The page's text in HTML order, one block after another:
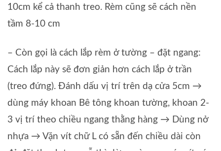
10cm kể cả thanh treo. Rèm cũng sẽ cách nền
tầm 8-10 cm
– Còn gọi là cách lắp rèm ở tường – đặt ngang:
Cách lắp này sẽ đơn giản hơn cách lắp ở trần
(treo đứng). Đánh dấu vị trí trên dạ cửa 5cm →
dùng máy khoan Bê tông khoan tường, khoan 2-
3 vị trí theo chiều ngang thằng hàng → Dùng nở
nhựa → Vặn vít chữ L có sẵn đến chiều dài còn